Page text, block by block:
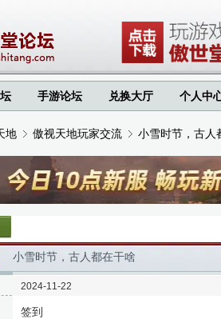
手游论坛 兑换大厅 个人中
地
›
傲视天地玩家交流
›
小雪时节，古人
小雪时节，古人都在干啥
2024-11-22
签到